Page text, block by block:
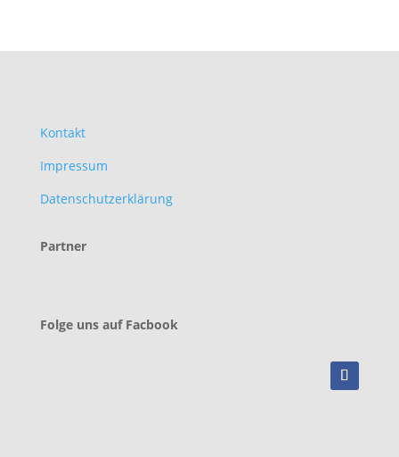
Kontakt
Impressum
Datenschutzerklärung
Partner
Folge uns auf Facbook